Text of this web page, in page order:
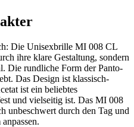
Die Unisexbrille MI 008 CL
ihre klare Gestaltung, sondern
Die rundliche Form der Panto-
Das Design ist klassisch-
ist ein beliebtes
und vielseitig ist. Das MI 008
unbeschwert durch den Tag und